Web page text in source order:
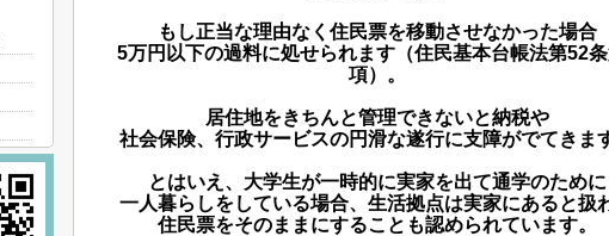
もし正当な理由なく住民票を移動させなかった場合
5万円以下の過料に処せられます（住民基本台帳法第52
項）。
居住地をきちんと管理できないと納税や
社会保険、行政サービスの円滑な遂行に支障がでてきま
とはいえ、大学生が一時的に実家を出て通学のために
一人暮らしをしている場合、生活拠点は実家にあると扱
住民票をそのままにすることも認められています。